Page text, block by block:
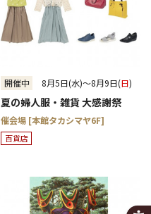
開催中 8月5日(水)～8月9日(日)
夏の婦人服・雑貨 大感謝祭
催会場 [本館タカシマヤ6F]
百貨店